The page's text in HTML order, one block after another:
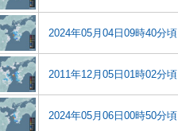
2024年05月04日09時40分頃
2011年12月05日01時02分頃
2024年05月06日00時50分頃